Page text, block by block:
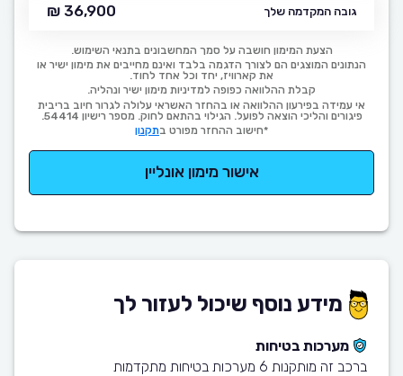
גובה המקדמה שלך 36,900 ₪
הצעת המימון חושבה על סמך המחשבונים בתנאי השימוש.
הנתונים המוצגים הם לצורך הדגמה בלבד ואינם מחייבים את מימון ישיר או
את קארוויז, יחד וכל אחד לחוד.
קבלת ההלוואה כפופה למדיניות מימון ישיר ונהליה.
אי עמידה בפירעון ההלוואה או בהחזר האשראי עלולה לגרור חיוב בריבית
פיגורים והליכי הוצאה לפועל. הגילוי בהתאם לחוק. מספר רישיון 54414.
*חישוב ההחזר מפורט בתקנון
אישור מימון אונליין
מידע נוסף שיכול לעזור לך
מערכות בטיחות
ברכב זה מותקנות 6 מערכות בטיחות מתקדמות